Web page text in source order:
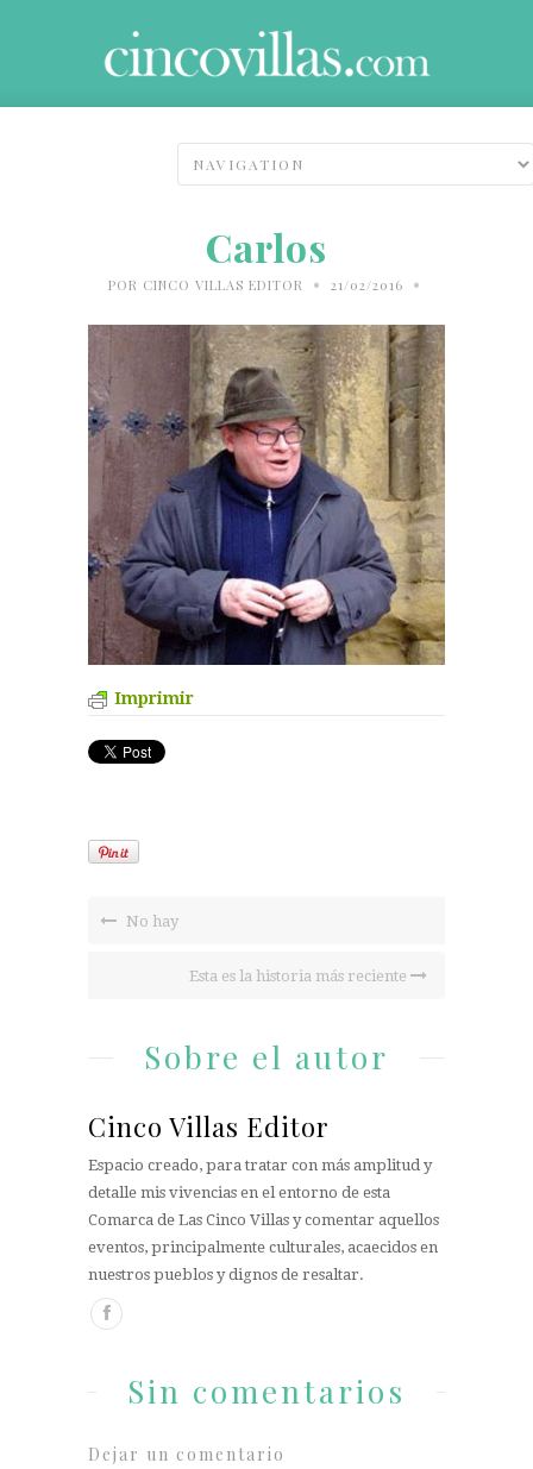
Carlos
POR CINCO VILLAS EDITOR • 21/02/2016 •
Imprimir
No hay
Esta es la historia más reciente
Sobre el autor
Cinco Villas Editor
Espacio creado, para tratar con más amplitud y
detalle mis vivencias en el entorno de esta
Comarca de Las Cinco Villas y comentar aquellos
eventos, principalmente culturales, acaecidos en
nuestros pueblos y dignos de resaltar.
Sin comentarios
Dejar un comentario